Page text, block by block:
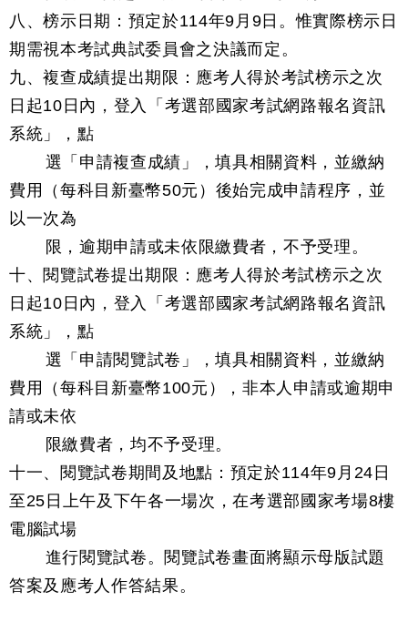
八、榜示日期：預定於114年9月9日。惟實際榜示日
期需視本考試典試委員會之決議而定。
九、複查成績提出期限：應考人得於考試榜示之次
日起10日內，登入「考選部國家考試網路報名資訊
系統」，點
選「申請複查成績」，填具相關資料，並繳納
費用（每科目新臺幣50元）後始完成申請程序，並
以一次為
限，逾期申請或未依限繳費者，不予受理。
十、閱覽試卷提出期限：應考人得於考試榜示之次
日起10日內，登入「考選部國家考試網路報名資訊
系統」，點
選「申請閱覽試卷」，填具相關資料，並繳納
費用（每科目新臺幣100元），非本人申請或逾期申
請或未依
限繳費者，均不予受理。
十一、閱覽試卷期間及地點：預定於114年9月24日
至25日上午及下午各一場次，在考選部國家考場8樓
電腦試場
進行閱覽試卷。閱覽試卷畫面將顯示母版試題
答案及應考人作答結果。